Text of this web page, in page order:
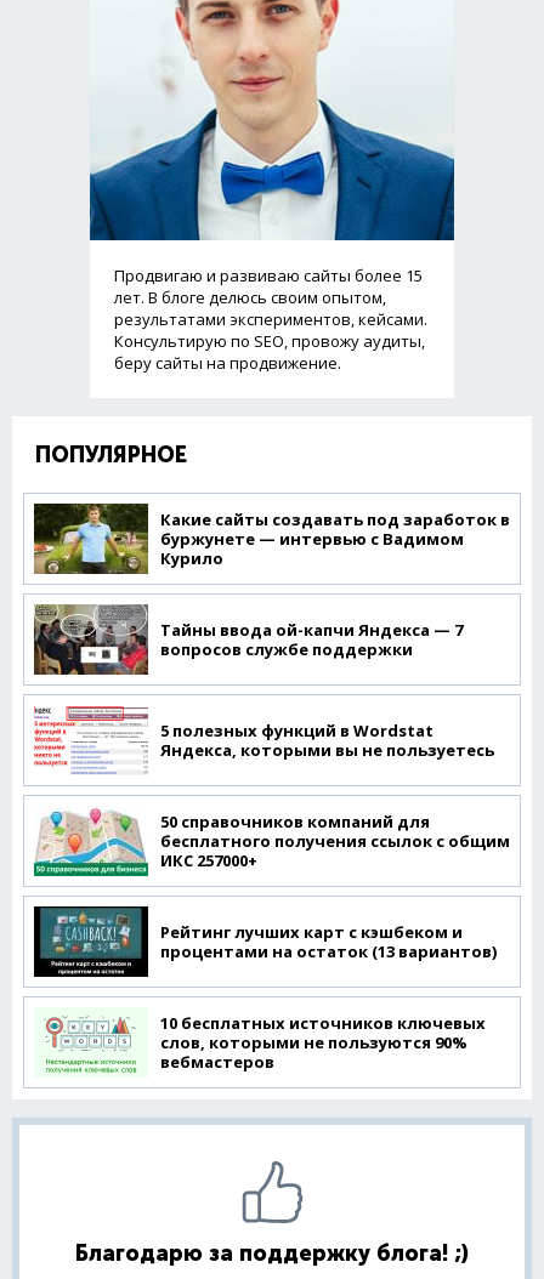
Продвигаю и развиваю сайты более 15
лет. В блоге делюсь своим опытом,
результатами экспериментов, кейсами.
Консультирую по SEO, провожу аудиты,
беру сайты на продвижение.
ПОПУЛЯРНОЕ
Какие сайты создавать под заработок в
буржунете — интервью с Вадимом
Курило
Тайны ввода ой-капчи Яндекса — 7
вопросов службе поддержки
5 полезных функций в Wordstat
Яндекса, которыми вы не пользуетесь
50 справочников компаний для
бесплатного получения ссылок с общим
ИКС 257000+
Рейтинг лучших карт с кэшбеком и
процентами на остаток (13 вариантов)
10 бесплатных источников ключевых
слов, которыми не пользуются 90%
вебмастеров
Благодарю за поддержку блога! ;)